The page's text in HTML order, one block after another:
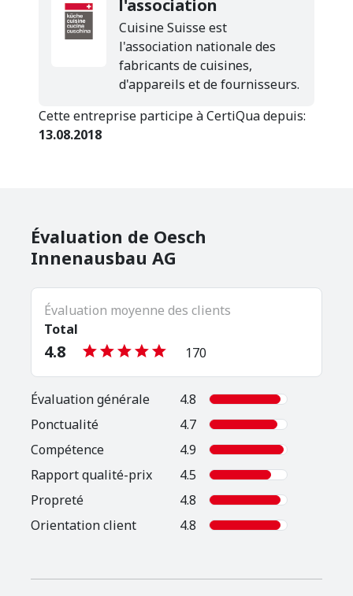
l'association
Cuisine Suisse est
l'association nationale des
fabricants de cuisines,
d'appareils et de fournisseurs.
Cette entreprise participe à CertiQua depuis:
13.08.2018
Évaluation de Oesch
Innenausbau AG
Évaluation moyenne des clients
Total
4.8 170
Évaluation générale
4.8
Ponctualité
4.7
Compétence
4.9
Rapport qualité-prix
4.5
Propreté
4.8
Orientation client
4.8